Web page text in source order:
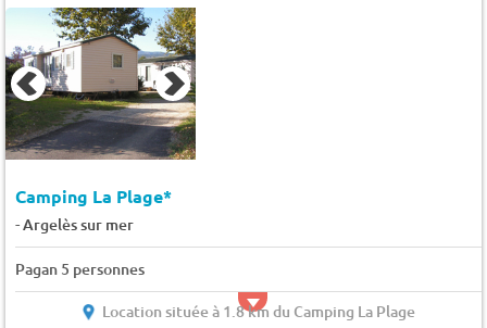
Camping La Plage*
-Argelès sur mer
Pagan 5 personnes
Location située à 1.8 km du Camping La Plage